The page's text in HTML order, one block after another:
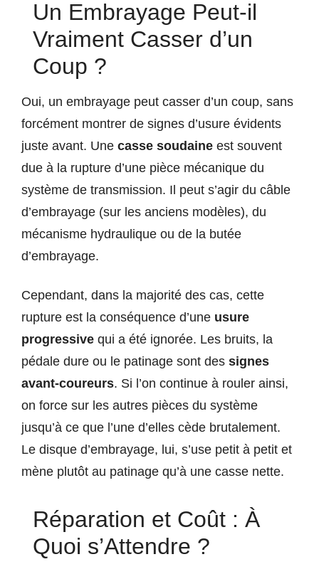
Un Embrayage Peut-il
Vraiment Casser d’un
Coup ?
Oui, un embrayage peut casser d’un coup, sans
forcément montrer de signes d’usure évidents
juste avant. Une casse soudaine est souvent
due à la rupture d’une pièce mécanique du
système de transmission. Il peut s’agir du câble
d’embrayage (sur les anciens modèles), du
mécanisme hydraulique ou de la butée
d’embrayage.
Cependant, dans la majorité des cas, cette
rupture est la conséquence d’une usure
progressive qui a été ignorée. Les bruits, la
pédale dure ou le patinage sont des signes
avant-coureurs. Si l’on continue à rouler ainsi,
on force sur les autres pièces du système
jusqu’à ce que l’une d’elles cède brutalement.
Le disque d’embrayage, lui, s’use petit à petit et
mène plutôt au patinage qu’à une casse nette.
Réparation et Coût : À
Quoi s’Attendre ?